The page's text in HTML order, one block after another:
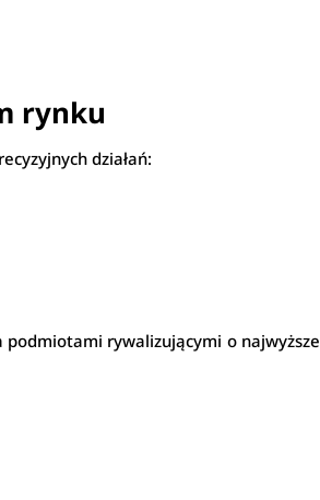
rynku
działań:
podmiotami rywalizującymi o najwyższe